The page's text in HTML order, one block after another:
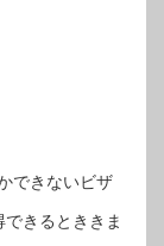
できないビザ
きるとききま